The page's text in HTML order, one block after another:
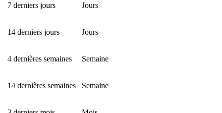
7 derniers jours Jours
14 derniers jours Jours
4 dernières semaines Semaine
14 dernières semaines Semaine